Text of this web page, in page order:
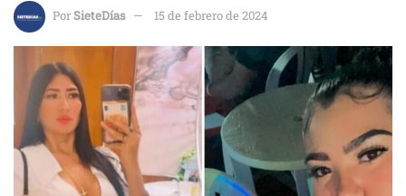
PorSieteDías 15 de febrero de 2024